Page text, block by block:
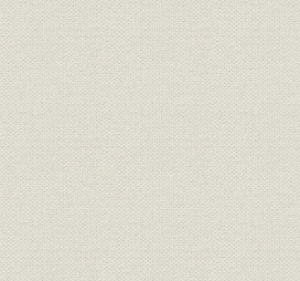
需給 府県別電力需